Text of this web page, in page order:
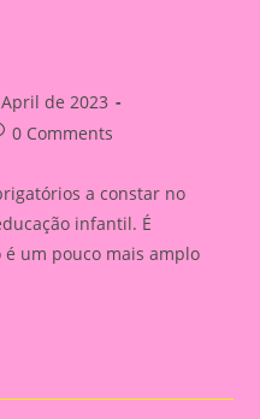
de 2023
0 Comments
a constar no
infantil. É
um pouco mais amplo